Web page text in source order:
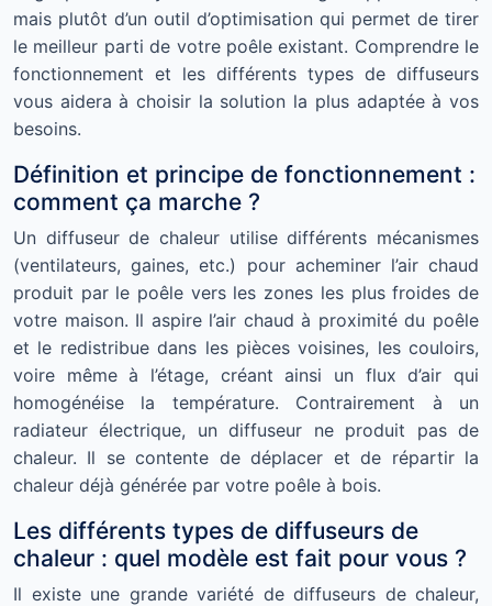
mais plutôt d’un outil d’optimisation qui permet de tirer
le meilleur parti de votre poêle existant. Comprendre le
fonctionnement et les différents types de diffuseurs
vous aidera à choisir la solution la plus adaptée à vos
besoins.
Définition et principe de fonctionnement :
comment ça marche ?
Un diffuseur de chaleur utilise différents mécanismes
(ventilateurs, gaines, etc.) pour acheminer l’air chaud
produit par le poêle vers les zones les plus froides de
votre maison. Il aspire l’air chaud à proximité du poêle
et le redistribue dans les pièces voisines, les couloirs,
voire même à l’étage, créant ainsi un flux d’air qui
homogénéise la température. Contrairement à un
radiateur électrique, un diffuseur ne produit pas de
chaleur. Il se contente de déplacer et de répartir la
chaleur déjà générée par votre poêle à bois.
Les différents types de diffuseurs de
chaleur : quel modèle est fait pour vous ?
Il existe une grande variété de diffuseurs de chaleur,